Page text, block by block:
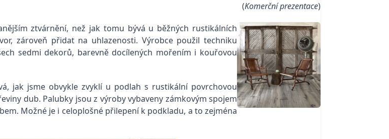
(Komerční prezentace)
ztvárnění, než jak tomu bývá u běžných rustikálních
zároveň přidat na uhlazenosti. Výrobce použil techniku
sedmi dekorů, barevně docílených mořením i kouřovou
jak jsme obvykle zvyklí u podlah s rustikální povrchovou
dub. Palubky jsou z výroby vybaveny zámkovým spojem
Možné je i celoplošné přilepení k podkladu, a to zejména